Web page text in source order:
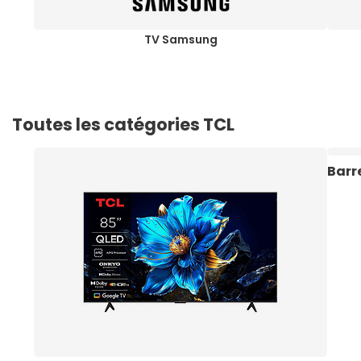
TV Samsung
Toutes les catégories TCL